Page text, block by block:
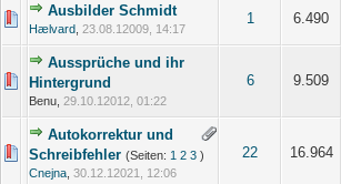
Ausbilder Schmidt
Hælvard 23.08.12009, 14:17
1 6.490
Aussprüche und ihr
Hintergrund
Benu, 29.10.12012, 01:22
6 9.509
Autokorrektur und
Schreibfehler (Seiten: 1 2 3 )
Cnejna 30.12.12021, 12:06
22 16.964